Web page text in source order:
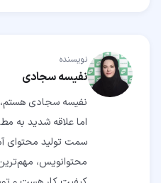
نویسنده
نفیسه سجادی
نفیسه سجادی هستم،
اما علاقه شدید به
سمت تولید محتوای
محتوانویس،